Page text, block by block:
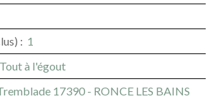
: 1
Tout à l'égout
17390 - RONCE LES BAINS